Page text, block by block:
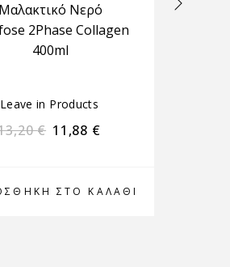
ΣΤΟ ΚΑΛΆΘΙ
Μαλακτικό Νερό
2Phase Collagen
400ml
Leave in Products
€ 11,88 €